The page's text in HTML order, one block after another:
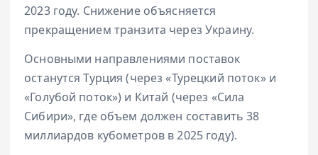
2023 году. Снижение объясняется
прекращением транзита через Украину.
Основными направлениями поставок
останутся Турция (через «Турецкий поток» и
«Голубой поток») и Китай (через «Сила
Сибири», где объем должен составить 38
миллиардов кубометров в 2025 году).